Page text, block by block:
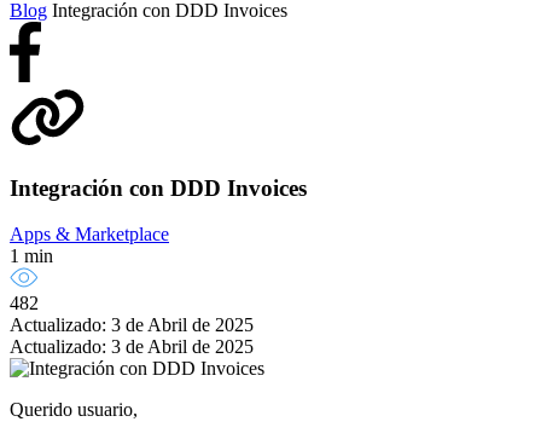
Blog Integración con DDD Invoices
Integración con DDD Invoices
Apps & Marketplace
1 min
482
Actualizado: 3 de Abril de 2025
Actualizado: 3 de Abril de 2025
Querido usuario,